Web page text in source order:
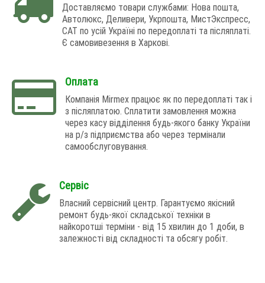
Доставляємо товари службами: Нова пошта,
Автолюкс, Деливери, Укрпошта, МистЭкспресс,
САТ по усій Україні по передоплаті та післяплаті.
Є самовивезення в Харкові.
Оплата
Компанія Mirmex працює як по передоплаті так і
з післяплатою. Сплатити замовлення можна
через касу відділення будь-якого банку України
на р/з підприємства або через термінали
самообслуговування.
Сервіс
Власний сервісний центр. Гарантуємо якісний
ремонт будь-якої складської техніки в
найкоротші терміни - від 15 хвилин до 1 доби, в
залежності від складності та обсягу робіт.